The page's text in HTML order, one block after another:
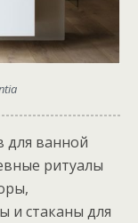
для ванной
ритуалы
стаканы для